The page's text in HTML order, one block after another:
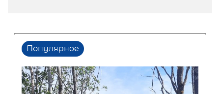
Популярное